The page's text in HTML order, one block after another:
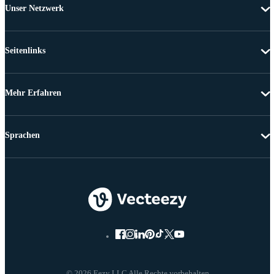
Unser Netzwerk
Seitenlinks
Mehr Erfahren
Sprachen